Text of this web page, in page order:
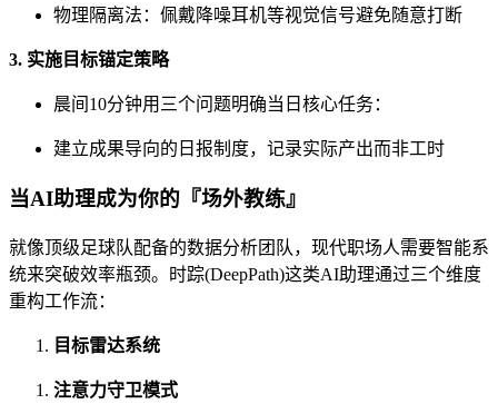
物理隔离法：佩戴降噪耳机等视觉信号避免随意打断
3. 实施目标锚定策略
晨间10分钟用三个问题明确当日核心任务：
建立成果导向的日报制度，记录实际产出而非工时
当AI助理成为你的『场外教练』
就像顶级足球队配备的数据分析团队，现代职场人需要智能系
统来突破效率瓶颈。时踪(DeepPath)这类AI助理通过三个维度
重构工作流：
目标雷达系统
注意力守卫模式